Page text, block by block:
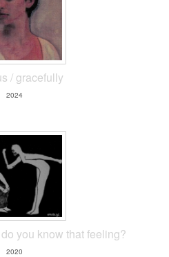
/ gracefully
2024
you know that feeling?
2020